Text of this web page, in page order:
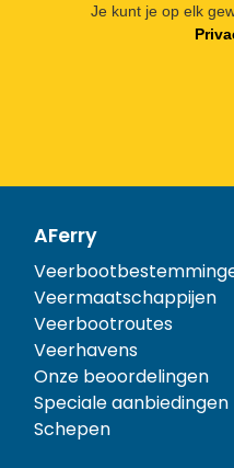
Je kunt je op elk
AFerry
Veermaatschappijen
Veerbootroutes
Veerhavens
Onze beoordelingen
Speciale aanbiedingen
Schepen